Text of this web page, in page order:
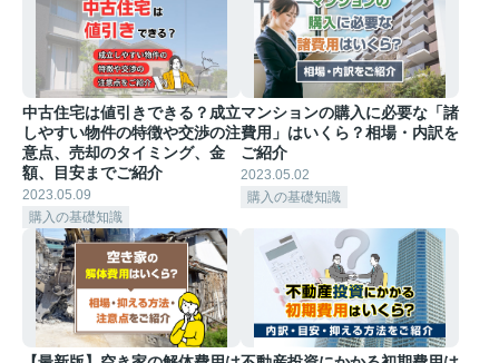
中古住宅は値引きできる？成立
しやすい物件の特徴や交渉の注
意点、売却のタイミング、金
額、目安までご紹介
2023.05.09
購入の基礎知識
マンションの購入に必要な「諸
費用」はいくら？相場・内訳を
ご紹介
2023.05.02
購入の基礎知識